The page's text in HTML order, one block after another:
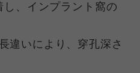
、インプラント窩の
違いにより、穿孔深さ